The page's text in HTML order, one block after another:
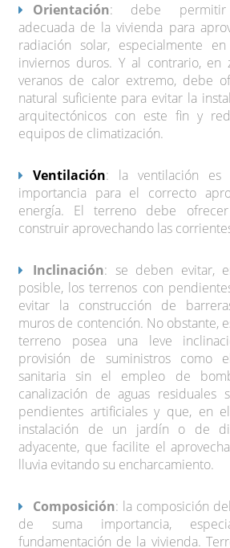
Orientación: debe permitir
adecuada de la vivienda para
radiación solar, especialmente
inviernos duros. Y al contrario, en
veranos de calor extremo, debe
natural suficiente para evitar la
arquitectónicos con este fin y
equipos de climatización.
Ventilación: la ventilación
importancia para el correcto
energía. El terreno debe
construir aprovechando las
Inclinación: se deben evitar,
posible, los terrenos con
evitar la construcción de
muros de contención. No obstante,
terreno posea una leve
provisión de suministros como
sanitaria sin el empleo de
canalización de aguas
pendientes artificiales y que, en
instalación de un jardín o de
adyacente, que facilite el
lluvia evitando su encharcamiento.
Composición: la composición
de suma importancia,
fundamentación de la vivienda.